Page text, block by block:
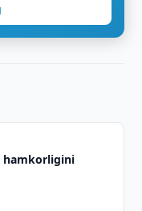
hamkorligini